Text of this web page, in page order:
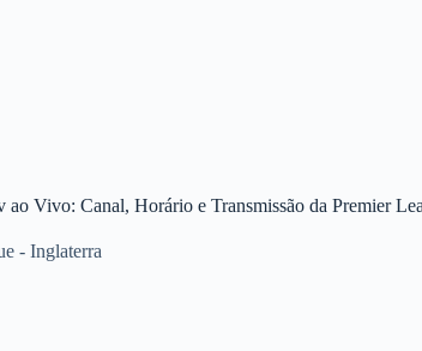
Vivo: Canal, Horário e Transmissão da Premier
- Inglaterra